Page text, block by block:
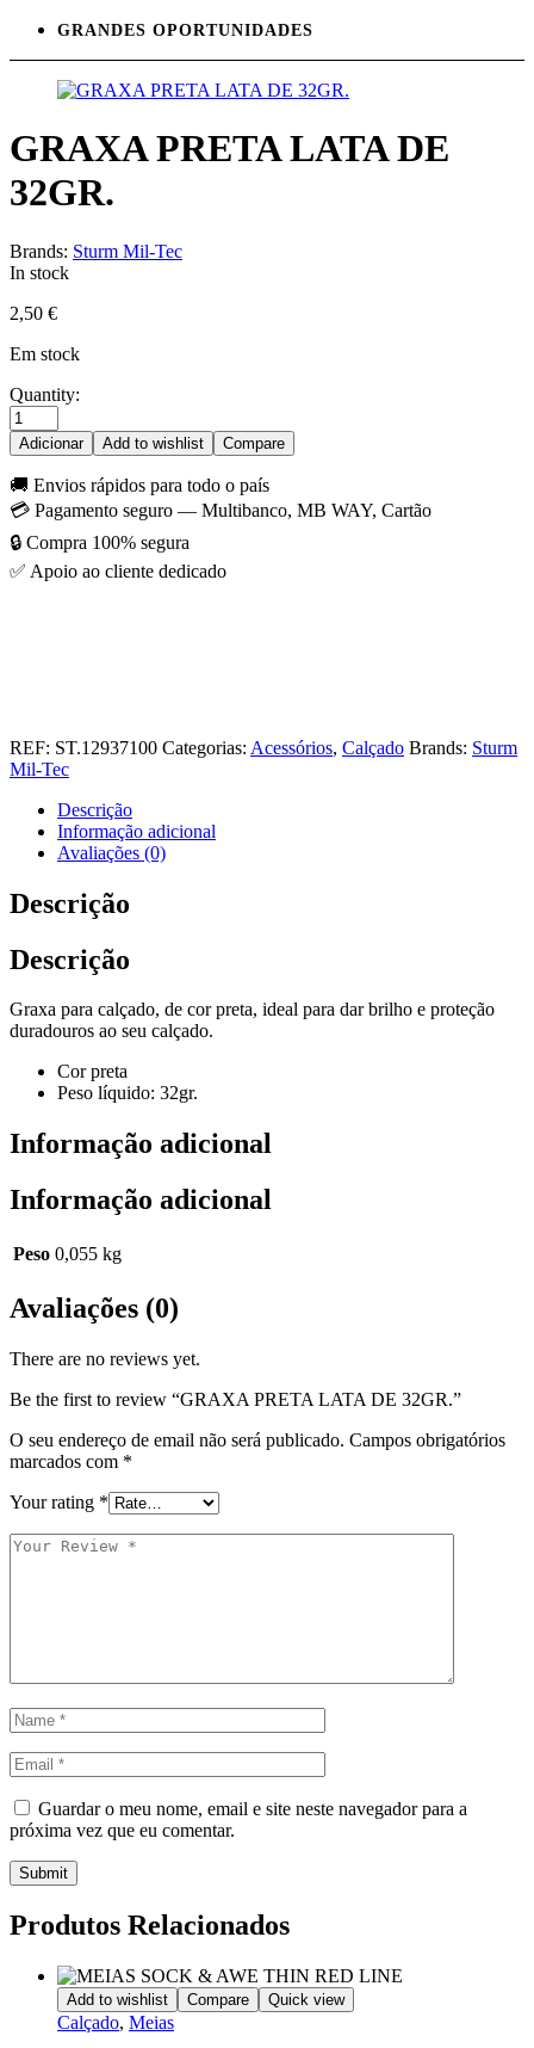
GRANDES OPORTUNIDADES
GRAXA PRETA LATA DE
32GR.
Brands: Sturm Mil-Tec
In stock
2,50 €
Em stock
Quantity:
Adicionar Add to wishlist Compare
🚚 Envios rápidos para todo o país
💳 Pagamento seguro — Multibanco, MB WAY, Cartão
🔒 Compra 100% segura
✅ Apoio ao cliente dedicado
REF: ST.12937100 Categorias: Acessórios, Calçado Brands: Sturm
Mil-Tec
Descrição
Informação adicional
Avaliações (0)
Descrição
Descrição
Graxa para calçado, de cor preta, ideal para dar brilho e proteção
duradouros ao seu calçado.
Cor preta
Peso líquido: 32gr.
Informação adicional
Informação adicional
Peso 0,055 kg
Avaliações (0)
There are no reviews yet.
Be the first to review “GRAXA PRETA LATA DE 32GR.”
O seu endereço de email não será publicado. Campos obrigatórios
marcados com *
Your rating *
Guardar o meu nome, email e site neste navegador para a
próxima vez que eu comentar.
Submit
Produtos Relacionados
Add to wishlist Compare Quick view
Calçado, Meias